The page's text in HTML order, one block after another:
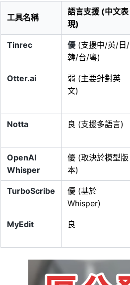
工具名稱
語言支援 (中文表
現)
Tinrec 優 (支援中/英/日/
韓/台/粵)
Otter.ai
弱 (主要針對英
文)
Notta 良 (支援多語言)
OpenAI
Whisper
優 (取決於模型版
本)
TurboScribe
優 (基於
Whisper)
MyEdit 良